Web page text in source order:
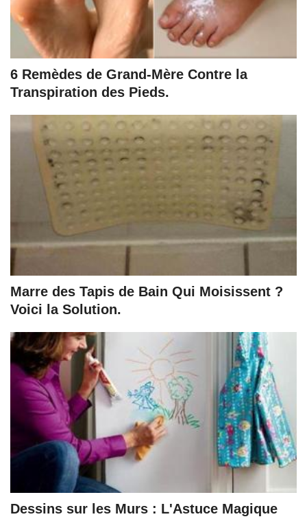
6 Remèdes de Grand-Mère Contre la
Transpiration des Pieds.
Marre des Tapis de Bain Qui Moisissent ?
Voici la Solution.
Dessins sur les Murs : L'Astuce Magique